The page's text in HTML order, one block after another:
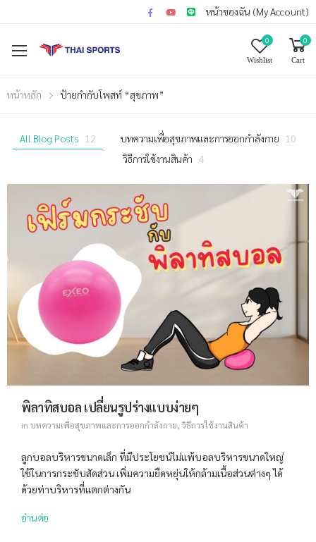
หน้าของฉัน (My Account)
0
Wishlist
0
Cart
หน้าหลัก ป้ายกำกับโพสท์ “สุขภาพ”
All Blog Posts 12 บทความเพื่อสุขภาพและการออกกำลังกาย
10
วิธีการใช้งานสินค้า 4
พิลาทิสบอล เปลี่ยนรูปร่างแบบง่ายๆ
in บทความเพื่อสุขภาพและการออกกำลังกาย, วิธีการใช้งานสินค้า
ลูกบอลบริหารขนาดเล็ก ที่มีประโยชน์ไม่แพ้บอลบริหารขนาดใหญ่
ใช้ในการกระชับสัดส่วน เพิ่มความยืดหยุ่นให้กล้ามเนื้อส่วนต่างๆ ได้
ด้วยท่าบริหารที่แตกต่างกัน
อ่านต่อ